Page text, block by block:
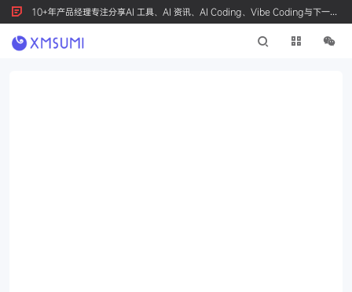
10+年产品经理专注分享AI 工具、AI 资讯、AI Coding、Vibe Coding与下一代
产品创新，按 Ctrl+D 收藏我们